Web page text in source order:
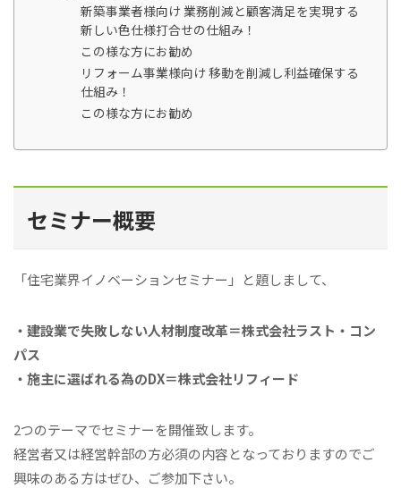
新築事業者様向け 業務削減と顧客満足を実現する
新しい色仕様打合せの仕組み！
この様な方にお勧め
リフォーム事業様向け 移動を削減し利益確保する
仕組み！
この様な方にお勧め
セミナー概要
「住宅業界イノベーションセミナー」と題しまして、
・建設業で失敗しない人材制度改革＝株式会社ラスト・コン
パス
・施主に選ばれる為のDX＝株式会社リフィード
2つのテーマでセミナーを開催致します。
経営者又は経営幹部の方必須の内容となっておりますのでご
興味のある方はぜひ、ご参加下さい。